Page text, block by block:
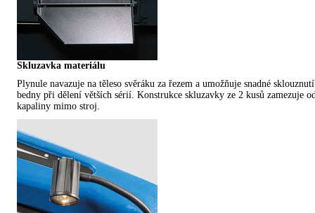
Skluzavka materiálu
Plynule navazuje na těleso svěráku za řezem a umožňuje snadné
bedny při dělení větších sérií. Konstrukce skluzavky ze 2 kusů zamezuje
kapaliny mimo stroj.